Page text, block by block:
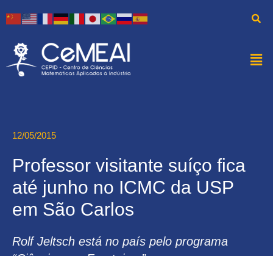
12/05/2015
Professor visitante suíço fica
até junho no ICMC da USP
em São Carlos
Rolf Jeltsch está no país pelo programa